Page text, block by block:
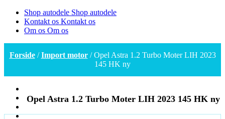
Shop autodele Shop autodele
Kontakt os Kontakt os
Om os Om os
Forside/Import motor/ Opel Astra 1.2 Turbo Moter LIH 2023
145 HK ny
Opel Astra 1.2 Turbo Moter LIH 2023 145 HK ny